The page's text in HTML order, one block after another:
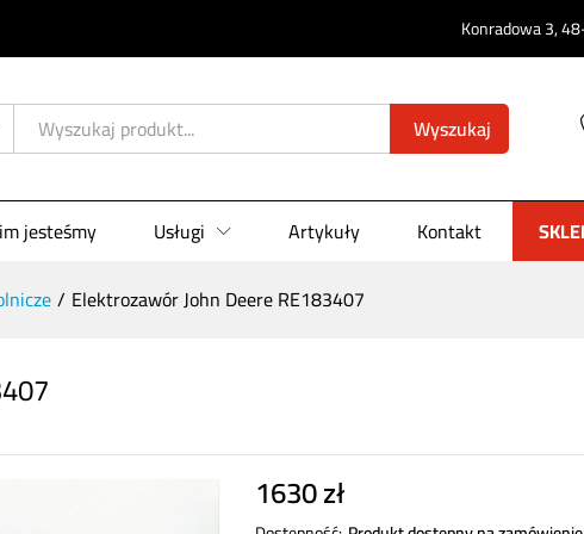
Konradowa 3,
Wyszukaj
jesteśmy Usługi Artykuły Kontakt
/ Elektrozawór John Deere RE183407
1630zł